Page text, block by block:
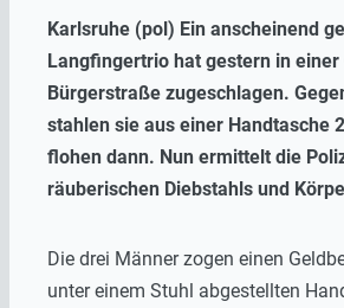
Karlsruhe (pol) Ein anscheinend
Langfingertrio hat gestern in
Bürgerstraße zugeschlagen.
stahlen sie aus einer Handtasche
flohen dann. Nun ermittelt die
räuberischen Diebstahls und
Die drei Männer zogen einen
unter einem Stuhl abgestellten